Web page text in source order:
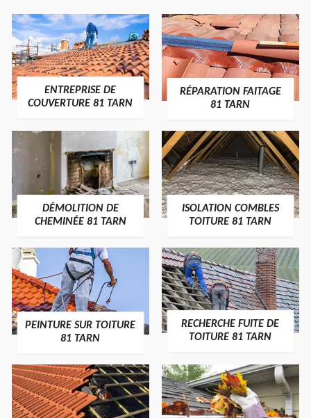
ENTREPRISE DE
COUVERTURE 81 TARN
RÉPARATION FAITAGE
81 TARN
DÉMOLITION DE
CHEMINÉE 81 TARN
ISOLATION COMBLES
TOITURE 81 TARN
PEINTURE SUR TOITURE
81 TARN
RECHERCHE FUITE DE
TOITURE 81 TARN